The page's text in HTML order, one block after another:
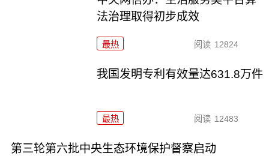
法治理取得初步成效
最热 阅读 12824
我国发明专利有效量达631.8万件
最热 阅读 12483
第三轮第六批中央生态环境保护督察启动